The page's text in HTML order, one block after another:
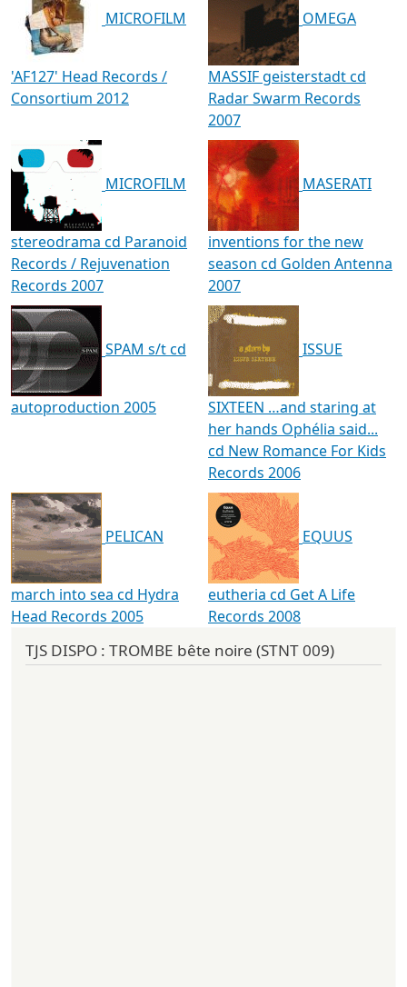
MICROFILM
'AF127' Head Records /
Consortium 2012
OMEGA
MASSIF geisterstadt cd
Radar Swarm Records
2007
MICROFILM
stereodrama cd Paranoid
Records / Rejuvenation
Records 2007
MASERATI
inventions for the new
season cd Golden Antenna
2007
SPAM s/t cd
autoproduction 2005
ISSUE
SIXTEEN …and staring at
her hands Ophélia said...
cd New Romance For Kids
Records 2006
PELICAN
march into sea cd Hydra
Head Records 2005
EQUUS
eutheria cd Get A Life
Records 2008
TJS DISPO : TROMBE bête noire (STNT 009)